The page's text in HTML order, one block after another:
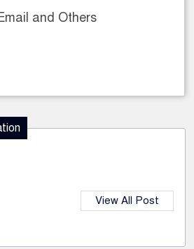
and Others
View All Post